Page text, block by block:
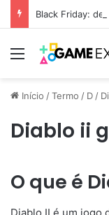
Black Friday:
Menu
Início /Termo / D /
Diablo ii
O que é